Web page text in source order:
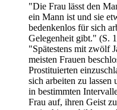
"Die Frau lässt den
ein Mann ist und sie
bedenkenlos für sich
Gelegenheit gibt." (S.
"Spätestens mit zwölf
meisten Frauen
Prostituierten
sich arbeiten zu lassen
in bestimmten
Frau auf, ihren Geist